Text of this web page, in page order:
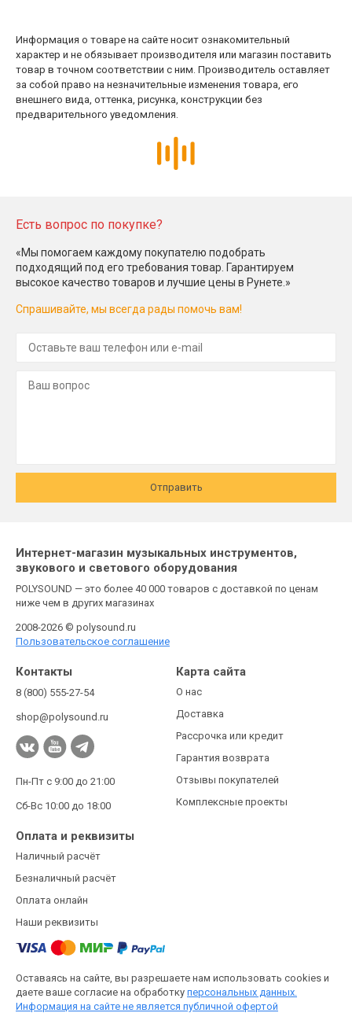
Информация о товаре на сайте носит ознакомительный
характер и не обязывает производителя или магазин поставить
товар в точном соответствии с ним. Производитель оставляет
за собой право на незначительные изменения товара, его
внешнего вида, оттенка, рисунка, конструкции без
предварительного уведомления.
Есть вопрос по покупке?
«Мы помогаем каждому покупателю подобрать
подходящий под его требования товар. Гарантируем
высокое качество товаров и лучшие цены в Рунете.»
Спрашивайте, мы всегда рады помочь вам!
Отправить
Интернет-магазин музыкальных инструментов,
звукового и светового оборудования
POLYSOUND — это более 40 000 товаров с доставкой по ценам
ниже чем в других магазинах
2008-2026 © polysound.ru
Пользовательское соглашение
Контакты
8 (800) 555-27-54
shop@polysound.ru
Пн-Пт с 9:00 до 21:00
Сб-Вс 10:00 до 18:00
Карта сайта
О нас
Доставка
Рассрочка или кредит
Гарантия возврата
Отзывы покупателей
Комплексные проекты
Оплата и реквизиты
Наличный расчёт
Безналичный расчёт
Оплата онлайн
Наши реквизиты
Оставаясь на сайте, вы разрешаете нам использовать cookies и
даете ваше согласие на обработку персональных данных.
Информация на сайте не является публичной офертой